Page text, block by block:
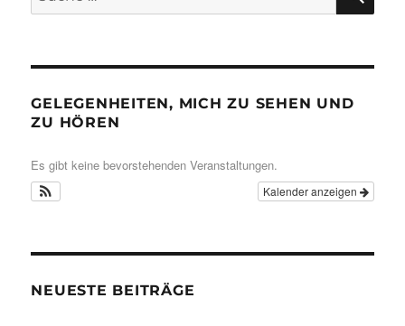
nach:
GELEGENHEITEN, MICH ZU SEHEN UND
ZU HÖREN
Es gibt keine bevorstehenden Veranstaltungen.
Kalender anzeigen
NEUESTE BEITRÄGE